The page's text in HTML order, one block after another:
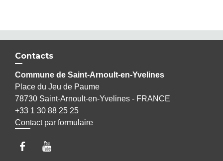
Contacts
Commune de Saint-Arnoult-en-Yvelines
Place du Jeu de Paume
78730 Saint-Arnoult-en-Yvelines - FRANCE
+33 1 30 88 25 25
Contact par formulaire